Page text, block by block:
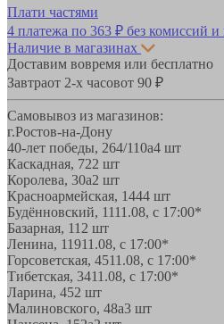
Плати частями
4 платежа по 363 ₽ без комиссий и
Наличие в магазинах
Доставим вовремя или бесплатно
Завтраот 2-х часовот 90 ₽
Самовывоз из магазинов:
г.Ростов-на-Дону
40-лет победы, 264/110а4 шт
Каскадная, 722 шт
Королева, 30а2 шт
Красноармейская, 1444 шт
Будённовский, 1111.08, с 17:00*
Базарная, 11 2 шт
Ленина, 11911.08, с 17:00*
Горсоветская, 4511.08, с 17:00*
Тибетская, 3411.08, с 17:00*
Ларина, 452 шт
Малиновского, 48а3 шт